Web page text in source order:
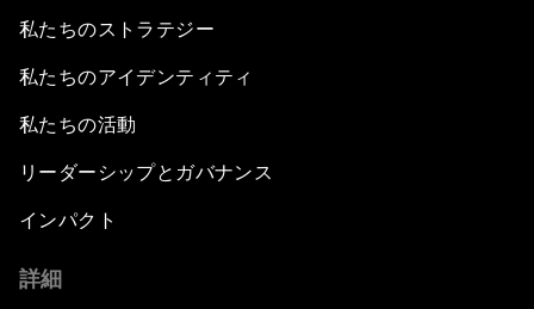
私たちのストラテジー
私たちのアイデンティティ
私たちの活動
リーダーシップとガバナンス
インパクト
詳細